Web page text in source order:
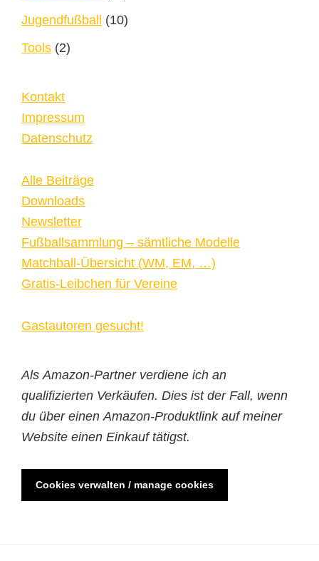
Jugendfußball (10)
Tools (2)
Kontakt
Impressum
Datenschutz
Alle Beiträge
Downloads
Newsletter
Fußballsammlung – sämtliche Modelle
Matchball-Übersicht (WM, EM, …)
Gratis-Leibchen für Vereine
Gastautoren gesucht!
Als Amazon-Partner verdiene ich an
qualifizierten Verkäufen. Dies ist der Fall, wenn
du über einen Amazon-Produktlink auf meiner
Website einen Einkauf tätigst.
Cookies verwalten / manage cookies